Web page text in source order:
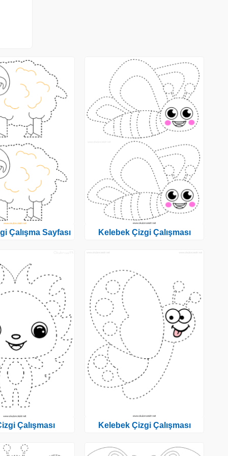
Çalışma Sayfası
Çalışması
Kelebek Çizgi Çalışması
Kelebek Çizgi Çalışması